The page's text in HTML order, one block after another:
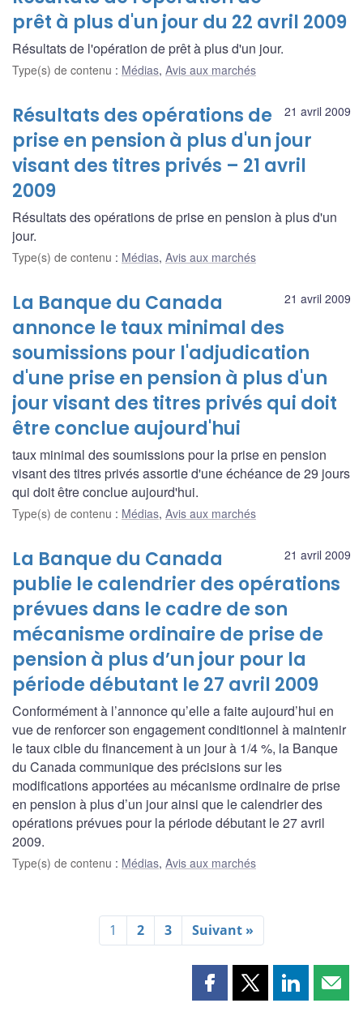
prêt à plus d'un jour du 22 avril 2009
Résultats de l'opération de prêt à plus d'un jour.
Type(s) de contenu : Médias, Avis aux marchés
21 avril 2009
Résultats des opérations de
prise en pension à plus d'un jour
visant des titres privés – 21 avril
2009
Résultats des opérations de prise en pension à plus d'un
jour.
Type(s) de contenu : Médias, Avis aux marchés
21 avril 2009
La Banque du Canada
annonce le taux minimal des
soumissions pour l'adjudication
d'une prise en pension à plus d'un
jour visant des titres privés qui doit
être conclue aujourd'hui
taux minimal des soumissions pour la prise en pension
visant des titres privés assortie d'une échéance de 29 jours
qui doit être conclue aujourd'hui.
Type(s) de contenu : Médias, Avis aux marchés
21 avril 2009
La Banque du Canada
publie le calendrier des opérations
prévues dans le cadre de son
mécanisme ordinaire de prise de
pension à plus d’un jour pour la
période débutant le 27 avril 2009
Conformément à l’annonce qu’elle a faite aujourd’hui en
vue de renforcer son engagement conditionnel à maintenir
le taux cible du financement à un jour à 1/4 %, la Banque
du Canada communique des précisions sur les
modifications apportées au mécanisme ordinaire de prise
en pension à plus d’un jour ainsi que le calendrier des
opérations prévues pour la période débutant le 27 avril
2009.
Type(s) de contenu : Médias, Avis aux marchés
1 2 3 Suivant »
PartagerPartagerPartager